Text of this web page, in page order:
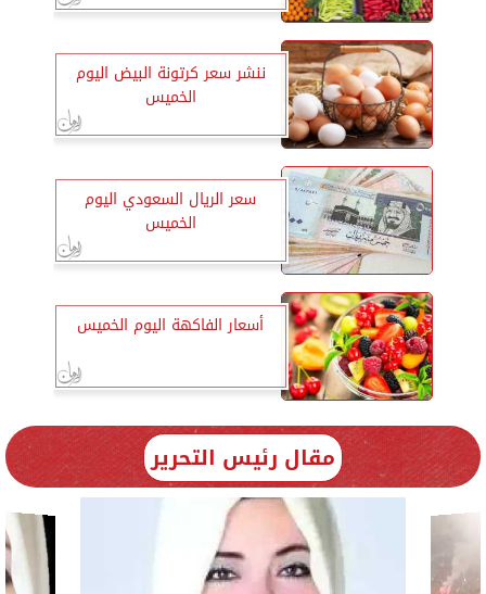
ننشر سعر كرتونة البيض اليوم
الخميس
سعر الريال السعودي اليوم
الخميس
أسعار الفاكهة اليوم الخميس
مقال رئيس التحرير